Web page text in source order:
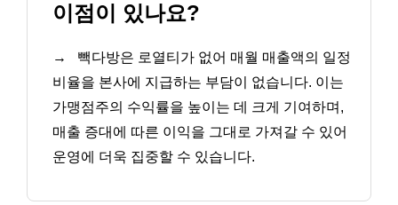
이점이 있나요?
→
빽다방은 로열티가 없어 매월 매출액의 일정
비율을 본사에 지급하는 부담이 없습니다. 이는
가맹점주의 수익률을 높이는 데 크게 기여하며,
매출 증대에 따른 이익을 그대로 가져갈 수 있어
운영에 더욱 집중할 수 있습니다.